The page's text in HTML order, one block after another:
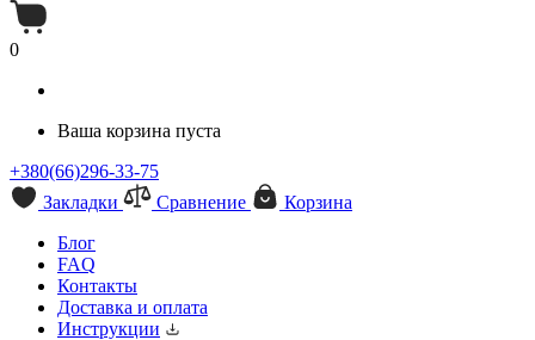
0
Ваша корзина пуста
+380(66)296-33-75
Закладки
Сравнение
Корзина
Блог
FAQ
Контакты
Доставка и оплата
Инструкции